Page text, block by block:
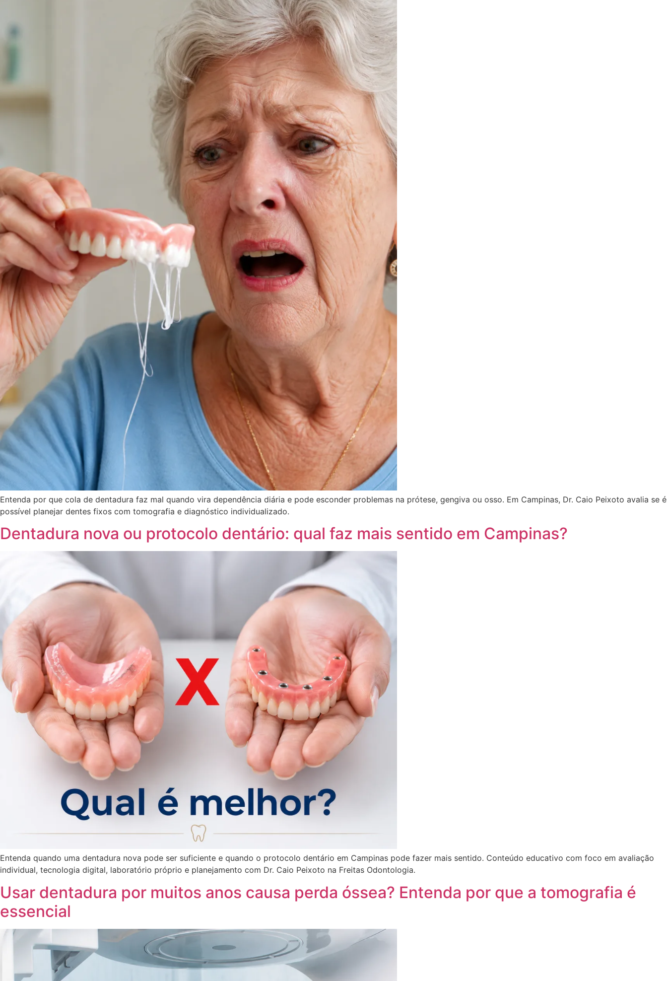
Entenda por que cola de dentadura faz mal quando vira dependência diária e pode esconder problemas na prótese, gengiva ou osso. Em Campinas, Dr. Caio Peixoto avalia se é
possível planejar dentes fixos com tomografia e diagnóstico individualizado.
Dentadura nova ou protocolo dentário: qual faz mais sentido em Campinas?
Entenda quando uma dentadura nova pode ser suficiente e quando o protocolo dentário em Campinas pode fazer mais sentido. Conteúdo educativo com foco em avaliação
individual, tecnologia digital, laboratório próprio e planejamento com Dr. Caio Peixoto na Freitas Odontologia.
Usar dentadura por muitos anos causa perda óssea? Entenda por que a tomografia é
essencial